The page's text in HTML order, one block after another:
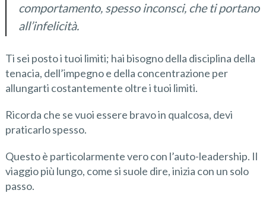
comportamento, spesso inconsci, che ti portano
all’infelicità.
Ti sei posto i tuoi limiti; hai bisogno della disciplina della
tenacia, dell’impegno e della concentrazione per
allungarti costantemente oltre i tuoi limiti.
Ricorda che se vuoi essere bravo in qualcosa, devi
praticarlo spesso.
Questo è particolarmente vero con l’auto-leadership. Il
viaggio più lungo, come si suole dire, inizia con un solo
passo.